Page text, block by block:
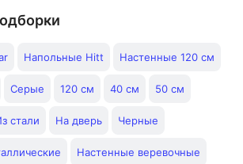
Напольные Hitt Настенные 120 см
Серые 120 см 40 см 50 см
стали На дверь Черные
Настенные веревочные